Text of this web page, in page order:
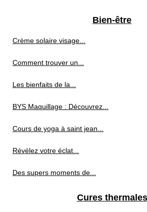
Bien-être
Crème solaire visage...
Comment trouver un...
Les bienfaits de la...
BYS Maquillage : Découvrez...
Cours de yoga à saint jean...
Révélez votre éclat...
Des supers moments de...
Cures thermales